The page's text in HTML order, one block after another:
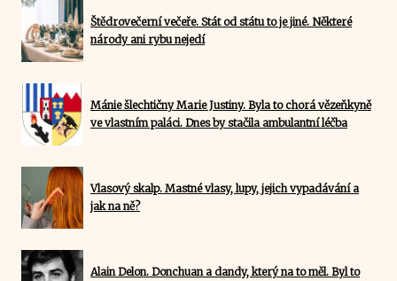
Štědrovečerní večeře. Stát od státu to je jiné. Některé
národy ani rybu nejedí
Mánie šlechtičny Marie Justiny. Byla to chorá vězeňkyně
ve vlastním paláci. Dnes by stačila ambulantní léčba
Vlasový skalp. Mastné vlasy, lupy, jejich vypadávání a
jak na ně?
Alain Delon. Donchuan a dandy, který na to měl. Byl to